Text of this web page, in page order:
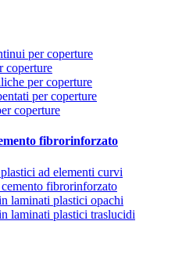
per coperture
coperture
per coperture
per coperture
coperture
fibrorinforzato
ad elementi curvi
fibrorinforzato
laminati plastici opachi
laminati plastici traslucidi